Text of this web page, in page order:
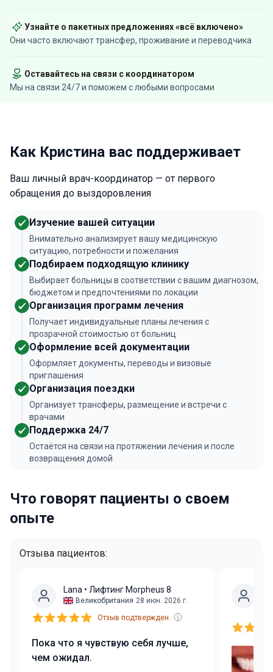
Узнайте о пакетных предложениях «всё включено»
Они часто включают трансфер, проживание и переводчика
Оставайтесь на связи с координатором
Мы на связи 24/7 и поможем с любыми вопросами
Как Кристина вас поддерживает
Ваш личный врач-координатор — от первого
обращения до выздоровления
Изучение вашей ситуации
Внимательно анализирует вашу медицинскую
ситуацию, потребности и пожелания
Подбираем подходящую клинику
Выбирает больницы в соответствии с вашим диагнозом,
бюджетом и предпочтениями по локации
Организация программ лечения
Получает индивидуальные планы лечения с
прозрачной стоимостью от больниц
Оформление всей документации
Оформляет документы, переводы и визовые
приглашения
Организация поездки
Организует трансферы, размещение и встречи с
врачами
Поддержка 24/7
Остаётся на связи на протяжении лечения и после
возвращения домой
Что говорят пациенты о своем
опыте
Отзыва пациентов:
Lana • Лифтинг Morpheus 8
Великобритания 28 июн. 2026 г.
Отзыв подтвержден.
Пока что я чувствую себя лучше,
чем ожидал.